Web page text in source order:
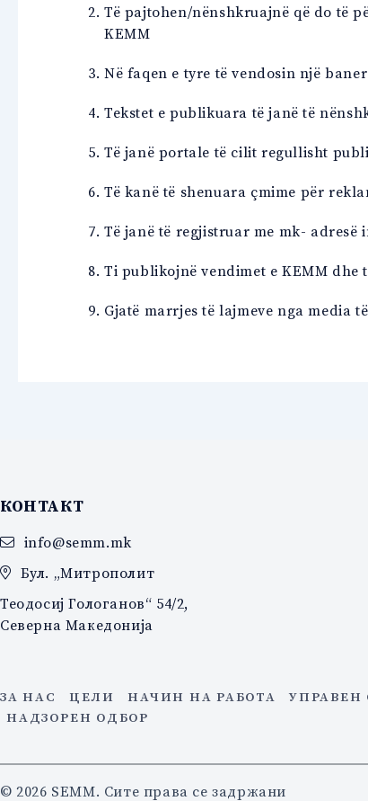
Të pajtohen/nënshkruajnë që do të
KEMM
Në faqen e tyre të vendosin një
Tekstet e publikuara të janë të
Të janë portale të cilit regullisht
Të kanë të shenuara çmime për
Të janë të regjistruar me mk- adresë
Ti publikojnë vendimet e KEMM dhe
Gjatë marrjes të lajmeve nga media
КОНТАКТ
info@semm.mk
Бул. „Митрополит
Теодосиј Гологанов“ 54/2,
Северна Македонија
ЗА НАС ЦЕЛИ НАЧИН НА РАБОТА УПРАВЕН
НАДЗОРЕН ОДБОР
© 2026 SEMM. Сите права се задржани